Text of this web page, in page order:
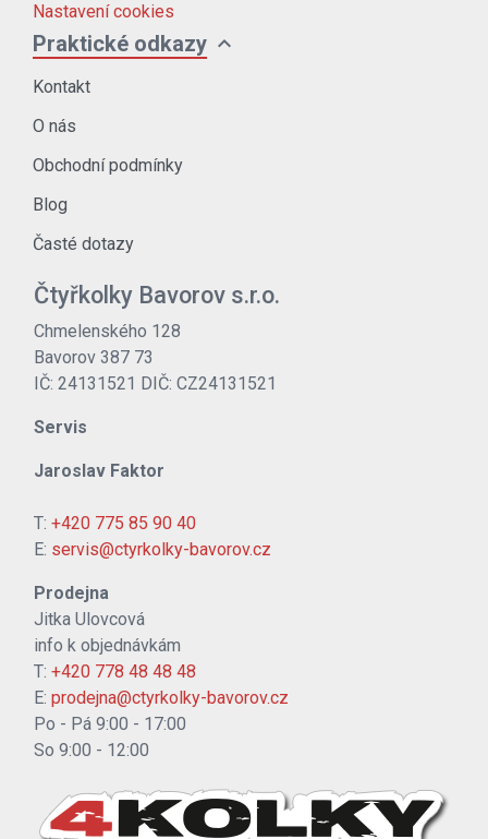
Nastavení cookies
Praktické odkazy expand_more
Kontakt
O nás
Obchodní podmínky
Blog
Časté dotazy
Čtyřkolky Bavorov s.r.o.
Chmelenského 128
Bavorov 387 73
IČ: 24131521 DIČ: CZ24131521
Servis
Jaroslav Faktor
T: +420 775 85 90 40
E: servis@ctyrkolky-bavorov.cz
Prodejna
Jitka Ulovcová
info k objednávkám
T: +420 778 48 48 48
E: prodejna@ctyrkolky-bavorov.cz
Po - Pá 9:00 - 17:00
So 9:00 - 12:00